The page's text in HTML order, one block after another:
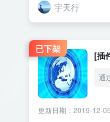
宇天行
已下架
[插
通
更新日期：2019-12-